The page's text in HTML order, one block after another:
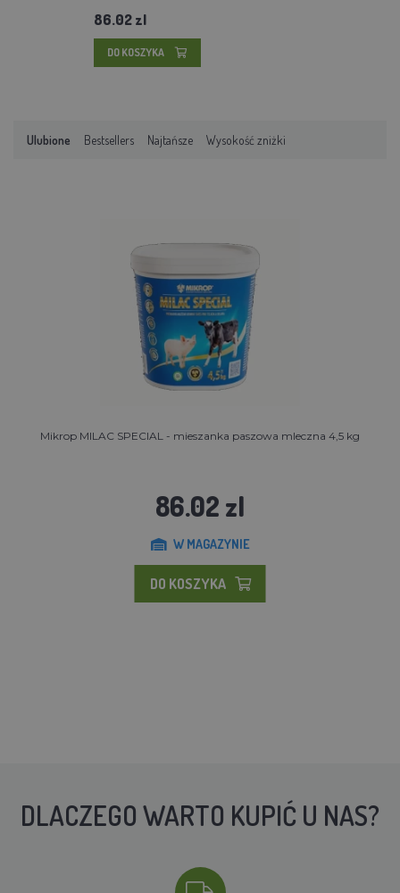
86.02 zl
DO KOSZYKA
Ulubione Bestsellers Najtańsze Wysokość zniżki
Mikrop MILAC SPECIAL - mieszanka paszowa mleczna 4,5 kg
86.02 zl
W MAGAZYNIE
DO KOSZYKA
DLACZEGO WARTO KUPIĆ U NAS?